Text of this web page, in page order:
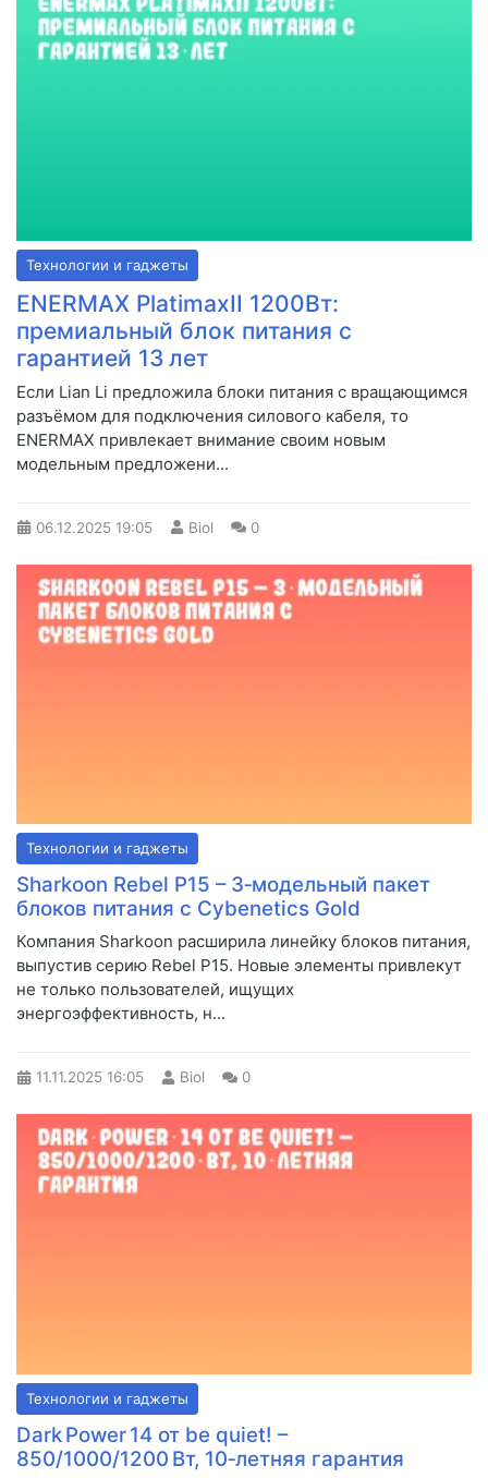
Технологии и гаджеты
ENERMAX PlatimaxII 1200Вт:
премиальный блок питания с
гарантией 13 лет
Если Lian Li предложила блоки питания с вращающимся
разъёмом для подключения силового кабеля, то
ENERMAX привлекает внимание своим новым
модельным предложени...
06.12.2025 19:05 Biol 0
Технологии и гаджеты
Sharkoon Rebel P15 – 3‑модельный пакет
блоков питания с Cybenetics Gold
Компания Sharkoon расширила линейку блоков питания,
выпустив серию Rebel P15. Новые элементы привлекут
не только пользователей, ищущих
энергоэффективность, н...
11.11.2025 16:05 Biol 0
Технологии и гаджеты
Dark Power 14 от be quiet! –
850/1000/1200 Вт, 10‑летняя гарантия